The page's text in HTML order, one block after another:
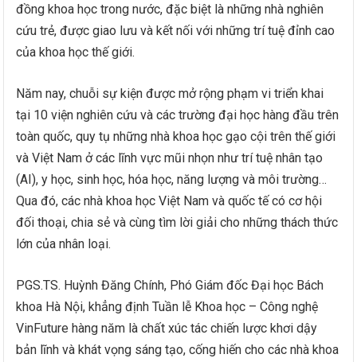
đồng khoa học trong nước, đặc biệt là những nhà nghiên
cứu trẻ, được giao lưu và kết nối với những trí tuệ đỉnh cao
của khoa học thế giới.
Năm nay, chuỗi sự kiện được mở rộng phạm vi triển khai
tại 10 viện nghiên cứu và các trường đại học hàng đầu trên
toàn quốc, quy tụ những nhà khoa học gạo cội trên thế giới
và Việt Nam ở các lĩnh vực mũi nhọn như trí tuệ nhân tạo
(AI), y học, sinh học, hóa học, năng lượng và môi trường…
Qua đó, các nhà khoa học Việt Nam và quốc tế có cơ hội
đối thoại, chia sẻ và cùng tìm lời giải cho những thách thức
lớn của nhân loại.
PGS.TS. Huỳnh Đăng Chính, Phó Giám đốc Đại học Bách
khoa Hà Nội, khẳng định Tuần lễ Khoa học – Công nghệ
VinFuture hàng năm là chất xúc tác chiến lược khơi dậy
bản lĩnh và khát vọng sáng tạo, cống hiến cho các nhà khoa